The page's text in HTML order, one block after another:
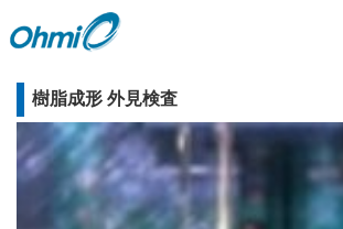
樹脂成形 外見検査